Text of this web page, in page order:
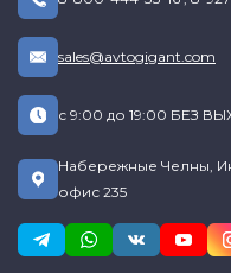
sales@avtogigant.com
с 9:00 до 19:00 БЕЗ
Набережные Челны,
офис 235